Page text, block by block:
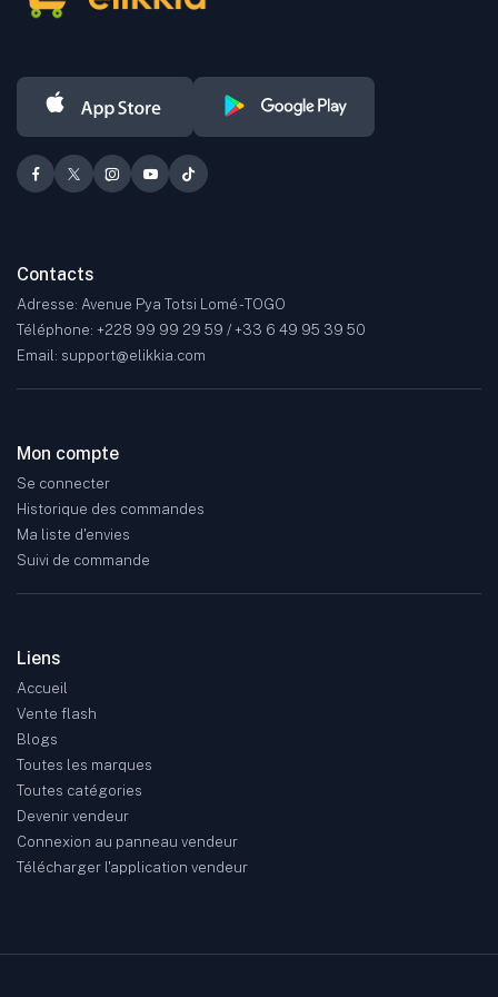
Contacts
Adresse: Avenue Pya Totsi Lomé - TOGO
Téléphone: +228 99 99 29 59 / +33 6 49 95 39 50
Email: support@elikkia.com
Mon compte
Se connecter
Historique des commandes
Ma liste d'envies
Suivi de commande
Liens
Accueil
Vente flash
Blogs
Toutes les marques
Toutes catégories
Devenir vendeur
Connexion au panneau vendeur
Télécharger l'application vendeur